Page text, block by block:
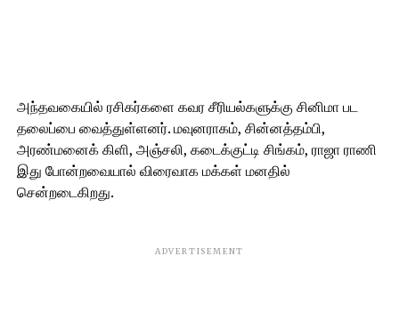
அந்தவகையில் ரசிகர்களை கவர சீரியல்களுக்கு சினிமா பட
தலைப்பை வைத்துள்ளனர். மவுனராகம், சின்னத்தம்பி,
அரண்மனைக் கிளி, அஞ்சலி, கடைக்குட்டி சிங்கம், ராஜா ராணி
இது போன்றவையால் விரைவாக மக்கள் மனதில்
சென்றடைகிறது.
ADVERTISEMENT